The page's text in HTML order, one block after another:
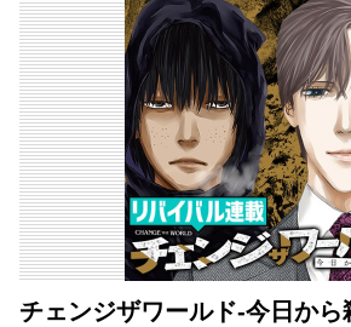
チェンジザワールド-今日から